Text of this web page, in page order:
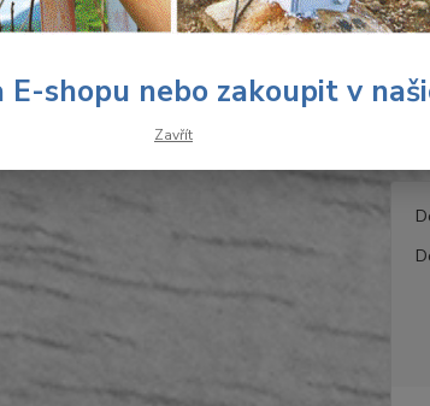
68
E-shopu nebo zakoupit v
Zavřít